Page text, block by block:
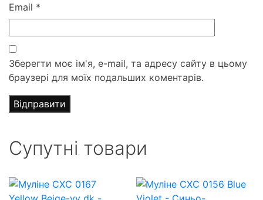
Email *
Зберегти моє ім'я, e-mail, та адресу сайту в цьому
браузері для моїх подальших коментарів.
Супутні товари